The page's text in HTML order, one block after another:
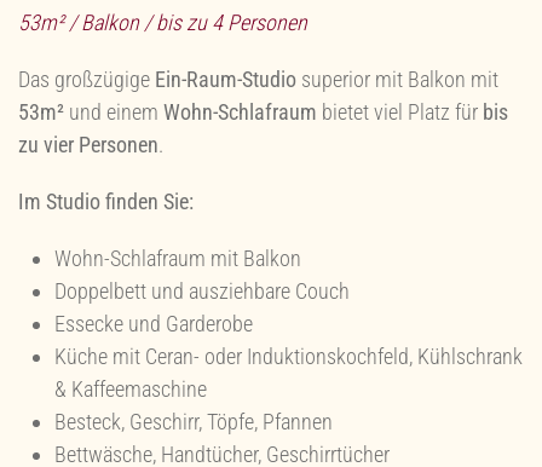
53m² / Balkon / bis zu 4 Personen
Das großzügige Ein-Raum-Studio superior mit Balkon mit
53m² und einem Wohn-Schlafraum bietet viel Platz für bis
zu vier Personen.
Im Studio finden Sie:
Wohn-Schlafraum mit Balkon
Doppelbett und ausziehbare Couch
Essecke und Garderobe
Küche mit Ceran- oder Induktionskochfeld, Kühlschrank
& Kaffeemaschine
Besteck, Geschirr, Töpfe, Pfannen
Bettwäsche, Handtücher, Geschirrtücher